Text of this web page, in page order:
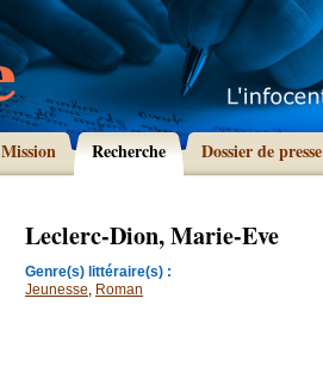
Mission Recherche Dossier de presse
Leclerc-Dion, Marie-Eve
Genre(s) littéraire(s) :
Jeunesse, Roman